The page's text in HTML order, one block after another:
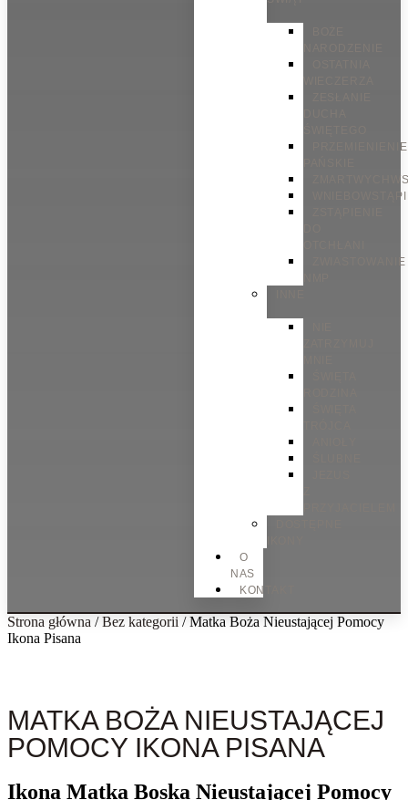
PRZEMIENIENIE
ZWIASTOWANIE
O
NAS
KONTAKT
Strona główna /Bez kategorii / Matka Boża Nieustającej Pomocy
Ikona Pisana
MATKA BOŻA NIEUSTAJĄCEJ
POMOCY IKONA PISANA
Ikona Matka Boska Nieustającej Pomocy